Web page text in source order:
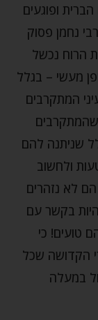
ופוגעים
נחמן פסוק
הרוח נכשל
מעשי – בגלל
המתקרבים
שהמתקרבים
שניתנה להם
ולחשוב
לא נזהרים
בקשר עם
טועים! כי
הקדושה שכל
במעלה